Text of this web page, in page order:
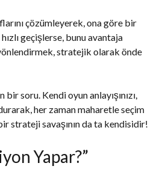
çözümleyerek, ona göre bir
geçişlerse, bunu avantaja
stratejik olarak önde
soru. Kendi oyun anlayışınızı,
her zaman maharetle seçim
strateji savaşının da ta kendisidir!
Yapar?”